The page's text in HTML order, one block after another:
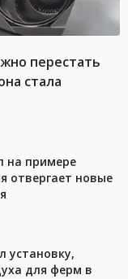
перестать
стала
на примере
отвергает новые
установку,
для ферм в